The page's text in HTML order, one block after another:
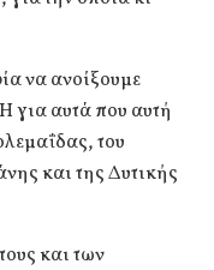
να ανοίξουμε
για αυτά που αυτή
του
και της Δυτικής
και των